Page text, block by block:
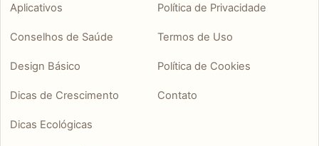
Aplicativos
Conselhos de Saúde
Design Básico
Dicas de Crescimento
Dicas Ecológicas
Política de Privacidade
Termos de Uso
Política de Cookies
Contato